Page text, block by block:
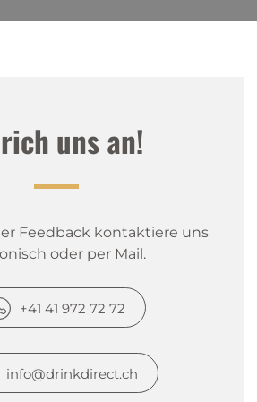
uns an!
Feedback kontaktiere uns
oder per Mail.
+41 41 972 72 72
info@drinkdirect.ch